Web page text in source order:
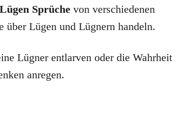
Lügen Sprüche von verschiedenen
über Lügen und Lügnern handeln.
Lügner entlarven oder die Wahrheit
anregen.